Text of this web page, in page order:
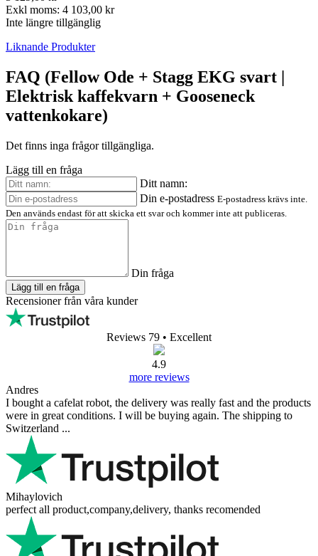
Exkl moms: 4 103,00 kr
Inte längre tillgänglig
Liknande Produkter
FAQ (Fellow Ode + Stagg EKG svart |
Elektrisk kaffekvarn + Gooseneck
vattenkokare)
Det finns inga frågor tillgängliga.
Lägg till en fråga
Ditt namn:
Din e-postadress E-postadress krävs inte.
Den används endast för att skicka ett svar och kommer inte att publiceras.
Din fråga
Lägg till en fråga
Recensioner från våra kunder
Reviews 79 • Excellent
4.9
more reviews
Andres
I bought a cafelat robot, the delivery was really fast and the products
were in great conditions. I will be buying again. The shipping to
Switzerland ...
Mihaylovich
perfect all product,company,delivery, thanks recomended